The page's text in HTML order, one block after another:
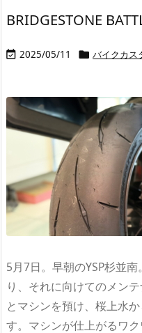
BRIDGESTONE
 2025/05/11  バイクカス
5月7日。早朝のYSP杉並
り、それに向けてのメン
とマシンを預け、桜上水
す。マシンが仕上がるワ